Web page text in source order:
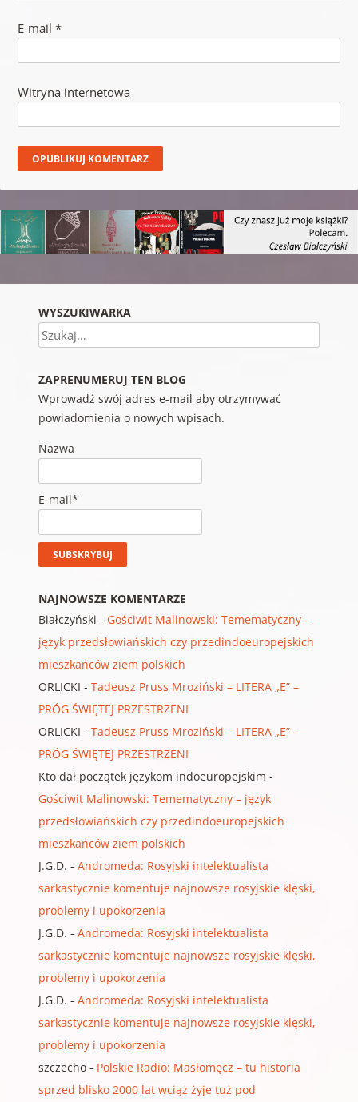
E-mail *
Witryna internetowa
WYSZUKIWARKA
Szukaj
ZAPRENUMERUJ TEN BLOG
Wprowadź swój adres e-mail aby otrzymywać
powiadomienia o nowych wpisach.
Nazwa
E-mail*
NAJNOWSZE KOMENTARZE
Białczyński - Gościwit Malinowski: Temematyczny –
język przedsłowiańskich czy przedindoeuropejskich
mieszkańców ziem polskich
ORLICKI - Tadeusz Pruss Mroziński – LITERA „E” –
PRÓG ŚWIĘTEJ PRZESTRZENI
ORLICKI - Tadeusz Pruss Mroziński – LITERA „E” –
PRÓG ŚWIĘTEJ PRZESTRZENI
Kto dał początek językom indoeuropejskim -
Gościwit Malinowski: Temematyczny – język
przedsłowiańskich czy przedindoeuropejskich
mieszkańców ziem polskich
J.G.D. - Andromeda: Rosyjski intelektualista
sarkastycznie komentuje najnowsze rosyjskie klęski,
problemy i upokorzenia
J.G.D. - Andromeda: Rosyjski intelektualista
sarkastycznie komentuje najnowsze rosyjskie klęski,
problemy i upokorzenia
J.G.D. - Andromeda: Rosyjski intelektualista
sarkastycznie komentuje najnowsze rosyjskie klęski,
problemy i upokorzenia
szczecho- Polskie Radio: Masłomęcz – tu historia
sprzed blisko 2000 lat wciąż żyje tuż pod